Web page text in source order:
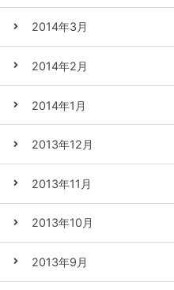
2014年3月
2014年2月
2014年1月
2013年12月
2013年11月
2013年10月
2013年9月